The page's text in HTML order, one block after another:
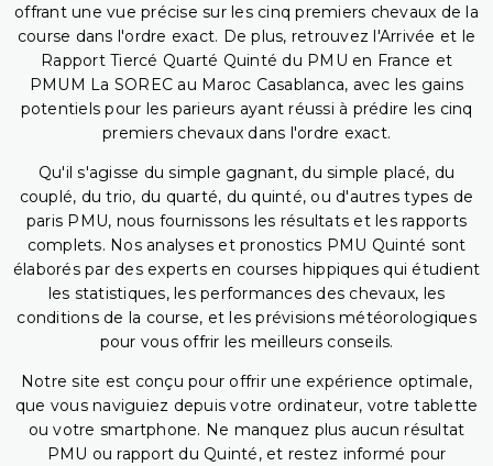
offrant une vue précise sur les cinq premiers chevaux de la
course dans l'ordre exact. De plus, retrouvez l'Arrivée et le
Rapport Tiercé Quarté Quinté du PMU en France et
PMUM La SOREC au Maroc Casablanca, avec les gains
potentiels pour les parieurs ayant réussi à prédire les cinq
premiers chevaux dans l'ordre exact.
Qu'il s'agisse du simple gagnant, du simple placé, du
couplé, du trio, du quarté, du quinté, ou d'autres types de
paris PMU, nous fournissons les résultats et les rapports
complets. Nos analyses et pronostics PMU Quinté sont
élaborés par des experts en courses hippiques qui étudient
les statistiques, les performances des chevaux, les
conditions de la course, et les prévisions météorologiques
pour vous offrir les meilleurs conseils.
Notre site est conçu pour offrir une expérience optimale,
que vous naviguiez depuis votre ordinateur, votre tablette
ou votre smartphone. Ne manquez plus aucun résultat
PMU ou rapport du Quinté, et restez informé pour